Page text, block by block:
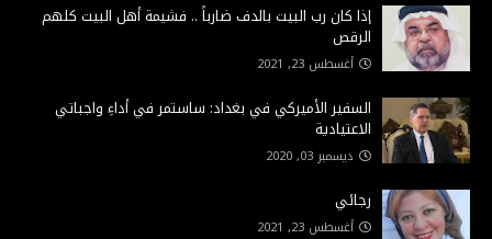
إذا كان رب البيت بالدف ضارباً .. فشيمة أهل البيت كلهم
الرقص
أغسطس 23, 2021
السفير الأميركي في بغداد: ساستمر في أداءِ واجباتي
الاعتيادية
ديسمبر 03, 2020
رجائي
أغسطس 23, 2021